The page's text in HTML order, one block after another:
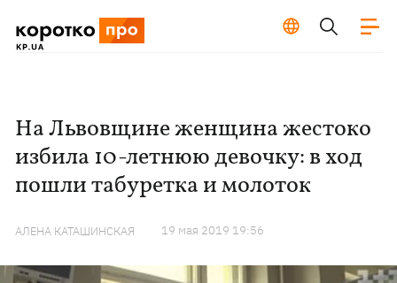
На Львовщине женщина жестоко
избила 10-летнюю девочку: в ход
пошли табуретка и молоток
АЛЕНА КАТАШИНСКАЯ 19 мая 2019 19:56